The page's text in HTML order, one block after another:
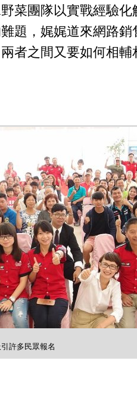
菜團隊以實戰經驗
題，娓娓道來網路
者之間又要如何相輔
許多民眾報名